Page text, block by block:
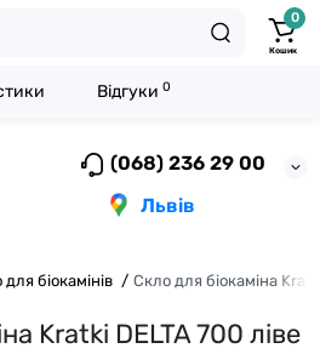
(068) 236 29 00
Львів
0
Кошик
біокамінів Скло для біокаміна
Kratki DELTA 700 ліве
Відгуки 0